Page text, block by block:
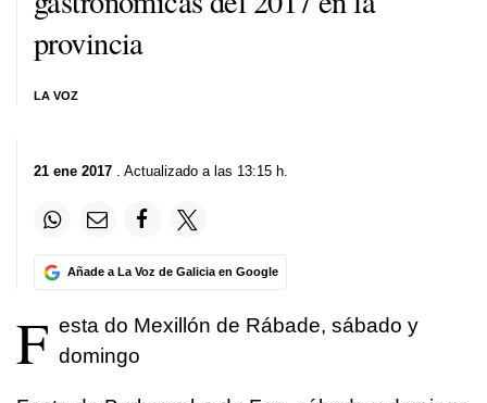
provincia
LA VOZ
21 ene 2017 . Actualizado a las 13:15 h.
Añade a La Voz de Galicia en Google
F esta do Mexillón de Rábade, sábado y
domingo